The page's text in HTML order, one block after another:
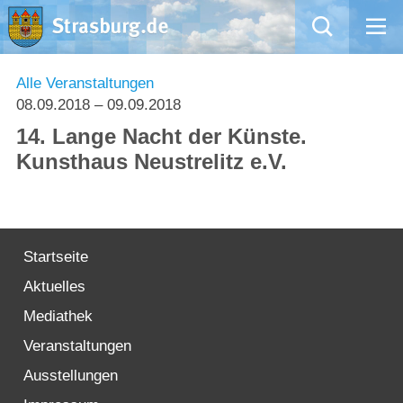
Mängelmeldung
Rathaus
Wirtschaft
Alle Veranstaltungen
08.09.2018 – 09.09.2018
14. Lange Nacht der Künste.
Kunsthaus Neustrelitz e.V.
Startseite
Aktuelles
Mediathek
Veranstaltungen
Ausstellungen